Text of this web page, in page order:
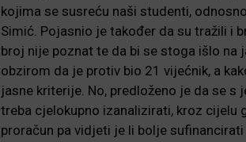
kojima se susreću naši studenti,
Simić. Pojasnio je također da su tražili i
broj nije poznat te da bi se stoga išlo na
obzirom da je protiv bio 21 vijećnik, a
jasne kriterije. No, predloženo je da se s
treba cjelokupno izanalizirati, kroz cijelu
proračun pa vidjeti je li bolje